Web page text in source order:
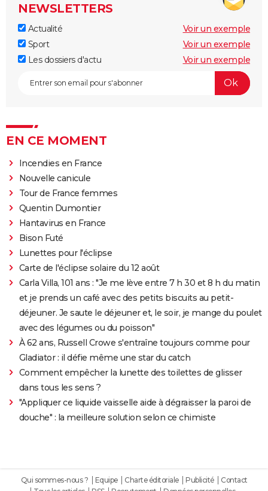
NEWSLETTERS
Actualité
Voir un exemple
Sport
Voir un exemple
Les dossiers d'actu
Voir un exemple
EN CE MOMENT
Incendies en France
Nouvelle canicule
Tour de France femmes
Quentin Dumontier
Hantavirus en France
Bison Futé
Lunettes pour l'éclipse
Carte de l'éclipse solaire du 12 août
Carla Villa, 101 ans : "Je me lève entre 7 h 30 et 8 h du matin
et je prends un café avec des petits biscuits au petit-
déjeuner. Je saute le déjeuner et, le soir, je mange du poulet
avec des légumes ou du poisson"
À 62 ans, Russell Crowe s'entraîne toujours comme pour
Gladiator : il défie même une star du catch
Comment empêcher la lunette des toilettes de glisser
dans tous les sens ?
"Appliquer ce liquide vaisselle aide à dégraisser la paroi de
douche" : la meilleure solution selon ce chimiste
Qui sommes-nous ? Equipe Charte éditoriale Publicité
Contact